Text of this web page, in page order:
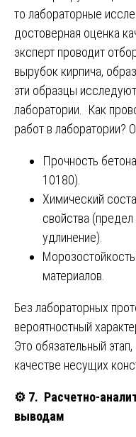
то лабораторные
достоверная оценка
эксперт проводит
вырубок кирпича,
эти образцы
лаборатории. Как
работ в лаборатории?
Прочность
10180).
Химический
свойства (предел
удлинение).
материалов.
Без лабораторных
вероятностный
Это обязательный
качестве несущих
⚙️ 7. Расчетно-
выводам